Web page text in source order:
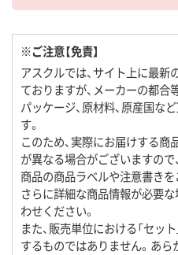
※ご注意【免責】
アスクルでは、サイト上に最
ておりますが、メーカーの都合
パッケージ、原材料、原産国な
す。
このため、実際にお届けする
が異なる場合がございますの
商品の商品ラベルや注意書きを
さらに詳細な商品情報が必要
わせください。
また、販売単位における「セッ
するものではありません。あら